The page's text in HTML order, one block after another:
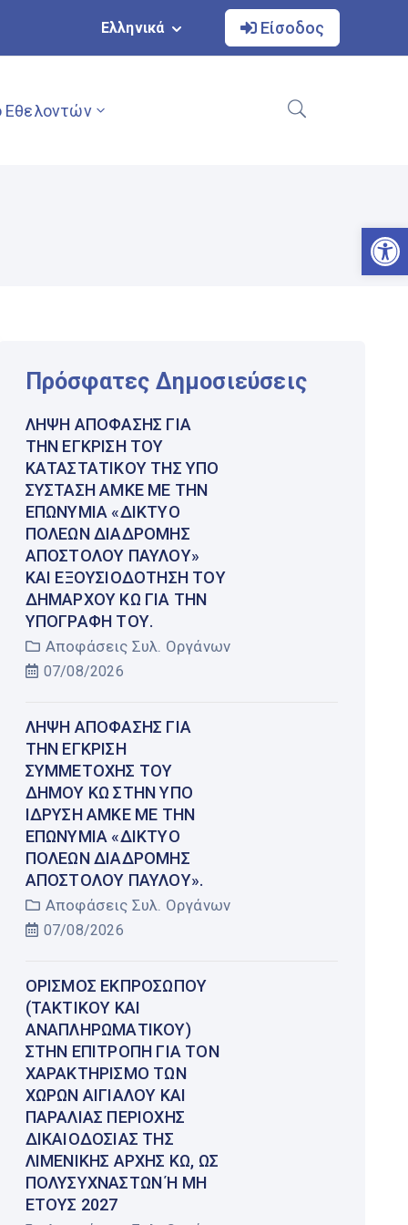
Ελληνικά Είσοδος
Πρόσφατες Δημοσιεύσεις
ΛΉΨΗ ΑΠΌΦΑΣΗΣ ΓΙΑ
ΤΗΝ ΈΓΚΡΙΣΗ ΤΟΥ
ΚΑΤΑΣΤΑΤΙΚΟΎ ΤΗΣ ΥΠΌ
ΣΎΣΤΑΣΗ ΑΜΚΕ ΜΕ ΤΗΝ
ΕΠΩΝΥΜΊΑ «ΔΊΚΤΥΟ
ΠΌΛΕΩΝ ΔΙΑΔΡΟΜΉΣ
ΑΠΟΣΤΌΛΟΥ ΠΑΎΛΟΥ»
ΚΑΙ ΕΞΟΥΣΙΟΔΌΤΗΣΗ ΤΟΥ
ΔΗΜΆΡΧΟΥ ΚΩ ΓΙΑ ΤΗΝ
ΥΠΟΓΡΑΦΉ ΤΟΥ.
Αποφάσεις Συλ. Οργάνων
07/08/2026
ΛΉΨΗ ΑΠΌΦΑΣΗΣ ΓΙΑ
ΤΗΝ ΈΓΚΡΙΣΗ
ΣΥΜΜΕΤΟΧΉΣ ΤΟΥ
ΔΉΜΟΥ ΚΩ ΣΤΗΝ ΥΠΌ
ΊΔΡΥΣΗ ΑΜΚΕ ΜΕ ΤΗΝ
ΕΠΩΝΥΜΊΑ «ΔΊΚΤΥΟ
ΠΌΛΕΩΝ ΔΙΑΔΡΟΜΉΣ
ΑΠΟΣΤΌΛΟΥ ΠΑΎΛΟΥ».
Αποφάσεις Συλ. Οργάνων
07/08/2026
ΟΡΙΣΜΌΣ ΕΚΠΡΟΣΏΠΟΥ
(ΤΑΚΤΙΚΟΎ ΚΑΙ
ΑΝΑΠΛΗΡΩΜΑΤΙΚΟΎ)
ΣΤΗΝ ΕΠΙΤΡΟΠΉ ΓΙΑ ΤΟΝ
ΧΑΡΑΚΤΗΡΙΣΜΌ ΤΩΝ
ΧΏΡΩΝ ΑΙΓΙΑΛΟΎ ΚΑΙ
ΠΑΡΑΛΊΑΣ ΠΕΡΙΟΧΉΣ
ΔΙΚΑΙΟΔΟΣΊΑΣ ΤΗΣ
ΛΙΜΕΝΙΚΉΣ ΑΡΧΉΣ ΚΩ, ΩΣ
ΠΟΛΥΣΎΧΝΑΣΤΩΝ Ή ΜΗ Έ
ΤΟΥΣ 2027